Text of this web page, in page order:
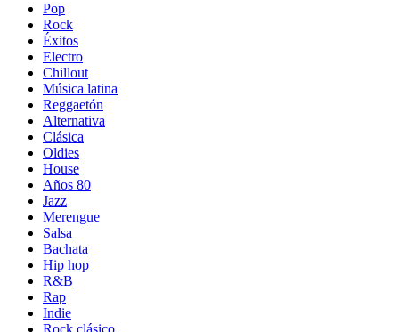
Pop
Rock
Éxitos
Electro
Chillout
Música latina
Reggaetón
Alternativa
Clásica
Oldies
House
Años 80
Jazz
Merengue
Salsa
Bachata
Hip hop
R&B
Rap
Indie